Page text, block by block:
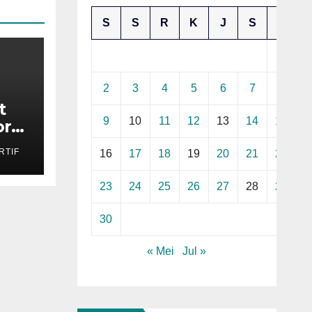
S S R K J S
2 3 4 5 6 7
9 10 11 12 13 14 15
16 17 18 19 20 21 22
23 24 25 26 27 28 29
30
« Mei Jul »